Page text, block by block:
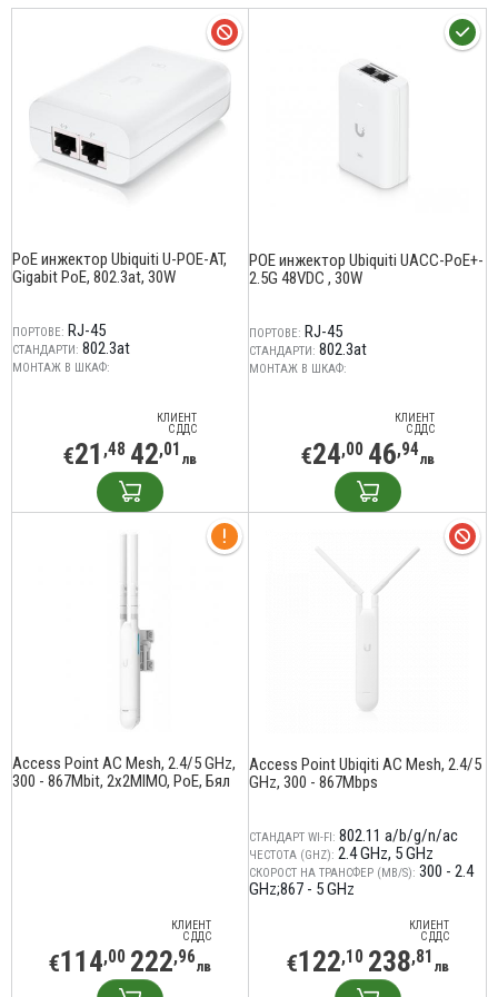
PoE инжектор Ubiquiti U-POE-AT,
Gigabit PoE, 802.3at, 30W
ПОРТОВЕ: RJ-45
СТАНДАРТИ: 802.3at
МОНТАЖ В ШКАФ:
КЛИЕНТ
С ДДС
€21 ,48 42,01 лв
POE инжектор Ubiquiti UACC-PoE+-
2.5G 48VDC , 30W
ПОРТОВЕ: RJ-45
СТАНДАРТИ: 802.3at
МОНТАЖ В ШКАФ:
КЛИЕНТ
С ДДС
€24,00 46,94лв
Access Point AC Mesh, 2.4/5 GHz,
300 - 867Mbit, 2x2MIMO, PoE, Бял
КЛИЕНТ
С ДДС
€114,00 222,96лв
Access Point Ubiqiti AC Mesh, 2.4/5
GHz, 300 - 867Mbps
СТАНДАРТ WI-FI: 802.11 a/b/g/n/ac
ЧЕСТОТА (GHZ): 2.4 GHz 5 GHz
СКОРОСТ НА ТРАНСФЕР (MB/S): 300 - 2.4
GHz;867 - 5 GHz
КЛИЕНТ
С ДДС
€122,10 238,81 лв